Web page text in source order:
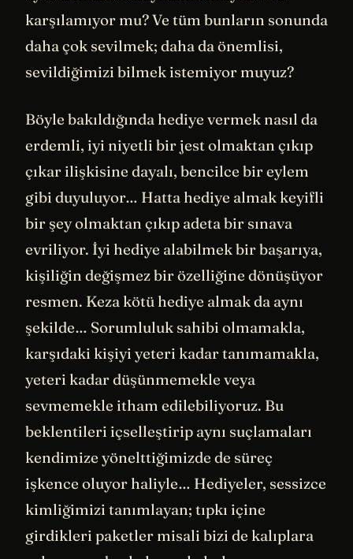
karşılamıyor mu? Ve tüm bunların sonunda
daha çok sevilmek; daha da önemlisi,
sevildiğimizi bilmek istemiyor muyuz?
Böyle bakıldığında hediye vermek nasıl da
erdemli, iyi niyetli bir jest olmaktan çıkıp
çıkar ilişkisine dayalı, bencilce bir eylem
gibi duyuluyor… Hatta hediye almak keyifli
bir şey olmaktan çıkıp adeta bir sınava
evriliyor. İyi hediye alabilmek bir başarıya,
kişiliğin değişmez bir özelliğine dönüşüyor
resmen. Keza kötü hediye almak da aynı
şekilde… Sorumluluk sahibi olmamakla,
karşıdaki kişiyi yeteri kadar tanımamakla,
yeteri kadar düşünmemekle veya
sevmemekle itham edilebiliyoruz. Bu
beklentileri içselleştirip aynı suçlamaları
kendimize yönelttiğimizde de süreç
işkence oluyor haliyle… Hediyeler, sessizce
kimliğimizi tanımlayan; tıpkı içine
girdikleri paketler misali bizi de kalıplara